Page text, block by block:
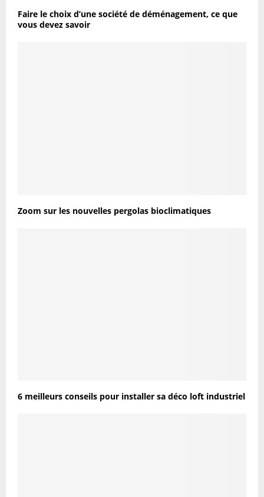
Faire le choix d’une société de déménagement, ce que
vous devez savoir
Zoom sur les nouvelles pergolas bioclimatiques
6 meilleurs conseils pour installer sa déco loft industriel